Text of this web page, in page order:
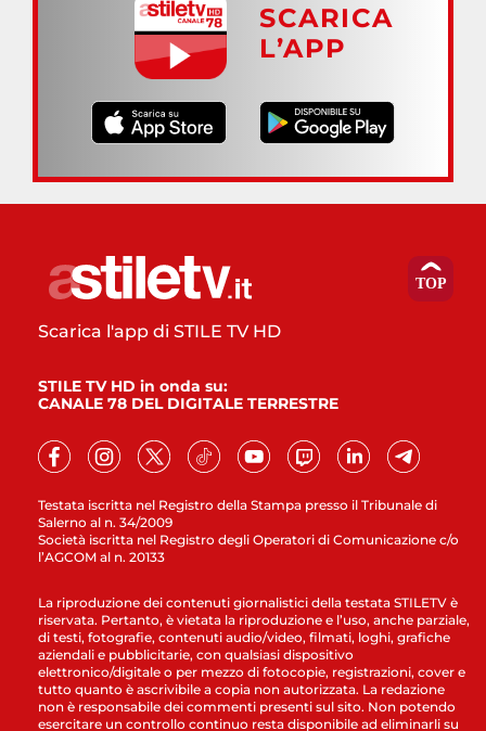
SCARICA
L’APP
Testata iscritta nel Registro della Stampa presso il Tribunale di
Salerno al n. 34/2009
Società iscritta nel Registro degli Operatori di Comunicazione c/o
l’AGCOM al n. 20133
Scarica l'app di STILE TV HD
STILE TV HD in onda su:
CANALE 78 DEL DIGITALE TERRESTRE
La riproduzione dei contenuti giornalistici della testata STILETV è
riservata. Pertanto, è vietata la riproduzione e l’uso, anche parziale,
di testi, fotografie, contenuti audio/video, filmati, loghi, grafiche
aziendali e pubblicitarie, con qualsiasi dispositivo
elettronico/digitale o per mezzo di fotocopie, registrazioni, cover e
tutto quanto è ascrivibile a copia non autorizzata. La redazione
non è responsabile dei commenti presenti sul sito. Non potendo
esercitare un controllo continuo resta disponibile ad eliminarli su